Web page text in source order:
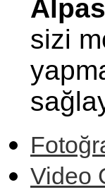
sizi
Video